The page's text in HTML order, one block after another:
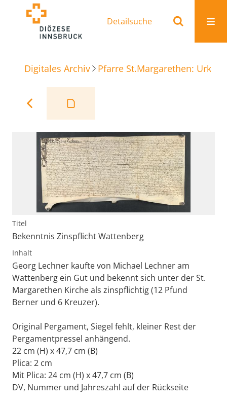
Detailsuche
Digitales Archiv Pfarre St.Margarethen:
Titel
Bekenntnis Zinspflicht Wattenberg
Inhalt
Georg Lechner kaufte von Michael Lechner am
Wattenberg ein Gut und bekennt sich unter der St.
Margarethen Kirche als zinspflichtig (12 Pfund
Berner und 6 Kreuzer).
Original Pergament, Siegel fehlt, kleiner Rest der
Pergamentpressel anhängend.
22 cm (H) x 47,7 cm (B)
Plica: 2 cm
Mit Plica: 24 cm (H) x 47,7 cm (B)
DV, Nummer und Jahreszahl auf der Rückseite